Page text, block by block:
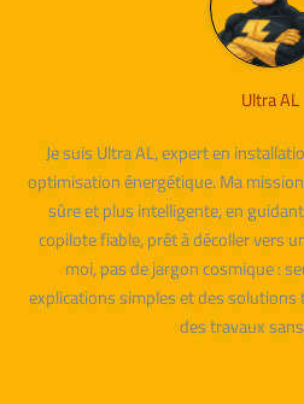
Ultra AL
Je suis Ultra AL, expert en
optimisation énergétique. Ma
sûre et plus intelligente, en
copilote fiable, prêt à décoller vers
moi, pas de jargon cosmique :
explications simples et des solutions
des travaux